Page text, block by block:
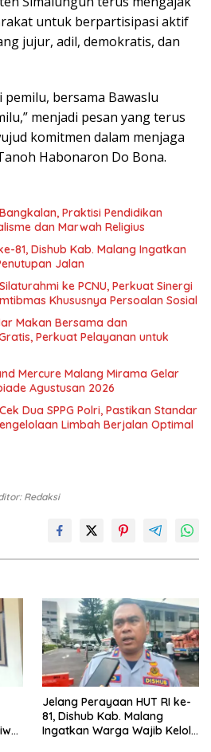
untuk berpartisipasi aktif
jujur, adil, demokratis, dan
pemilu, bersama Bawaslu
menjadi pesan yang terus
komitmen dalam menjaga
Habonaron Do Bona.
Praktisi Pendidikan
dan Marwah Religius
81, Dishub Kab. Malang Ingatkan
Jalan
ke PCNU, Perkuat Sinergi
Khususnya Persoalan Sosial
Makan Bersama dan
Perkuat Pelayanan untuk
Mercure Malang Mirama Gelar
Agustusan 2026
Dua SPPG Polri, Pastikan Standar
Limbah Berjalan Optimal
Redaksi
Jelang Perayaan HUT RI ke-
81, Dishub Kab. Malang
Ingatkan Warga Wajib Kelola